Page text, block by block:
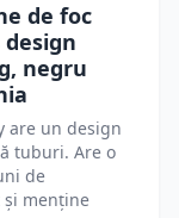
de foc
negru
are un design
tuburi. Are o
de
și menține